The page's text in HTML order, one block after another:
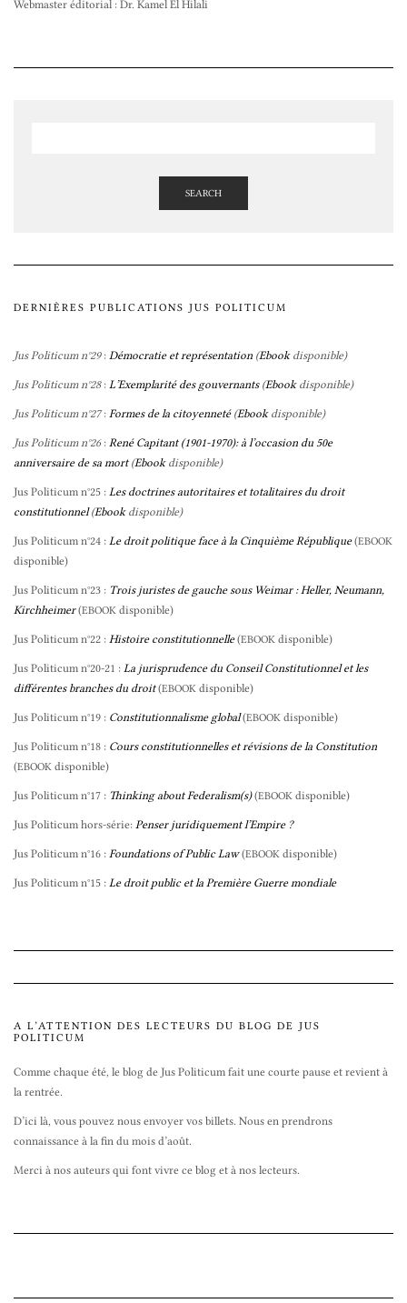
Webmaster éditorial : Dr. Kamel El Hilali
SEARCH
DERNIÈRES PUBLICATIONS JUS POLITICUM
Jus Politicum n°29: Démocratie et représentation (Ebookdisponible)
Jus Politicum n°28: L’Exemplarité des gouvernants(Ebookdisponible)
Jus Politicum n°27: Formes de la citoyenneté(Ebookdisponible)
Jus Politicum n°26: René Capitant (1901-1970): à l’occasion du 50e
anniversaire de sa mort(Ebookdisponible)
Jus Politicum n°25 : Les doctrines autoritaires et totalitaires du droit
constitutionnel(Ebookdisponible)
Jus Politicum n°24 : Le droit politique face à la Cinquième République (EBOOK
disponible)
Jus Politicum n°23 : Trois juristes de gauche sous Weimar : Heller, Neumann,
Kirchheimer (EBOOK disponible)
Jus Politicum n°22 : Histoire constitutionnelle (EBOOK disponible)
Jus Politicum n°20-21 : La jurisprudence du Conseil Constitutionnel et les
différentes branches du droit (EBOOK disponible)
Jus Politicum n°19 : Constitutionnalisme global (EBOOK disponible)
Jus Politicum n°18 : Cours constitutionnelles et révisions de la Constitution
(EBOOK disponible)
Jus Politicum n°17 : Thinking about Federalism(s) (EBOOK disponible)
Jus Politicum hors-série: Penser juridiquement l’Empire ?
Jus Politicum n°16 : Foundations of Public Law (EBOOK disponible)
Jus Politicum n°15 : Le droit public et la Première Guerre mondiale
A L’ATTENTION DES LECTEURS DU BLOG DE JUS
POLITICUM
Comme chaque été, le blog de Jus Politicum fait une courte pause et revient à
la rentrée.
D’ici là, vous pouvez nous envoyer vos billets. Nous en prendrons
connaissance à la fin du mois d’août.
Merci à nos auteurs qui font vivre ce blog et à nos lecteurs.